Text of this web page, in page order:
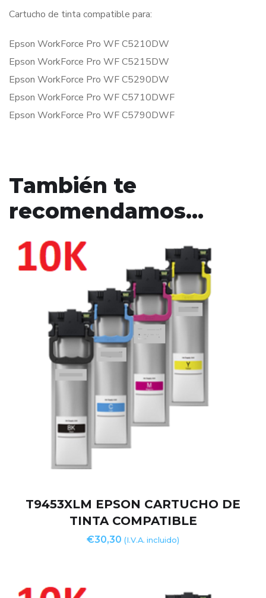
Cartucho de tinta compatible para:
Epson WorkForce Pro WF C5210DW
Epson WorkForce Pro WF C5215DW
Epson WorkForce Pro WF C5290DW
Epson WorkForce Pro WF C5710DWF
Epson WorkForce Pro WF C5790DWF
También te
recomendamos…
T9453XLM EPSON CARTUCHO DE
TINTA COMPATIBLE
€30,30 (I.V.A. incluido)